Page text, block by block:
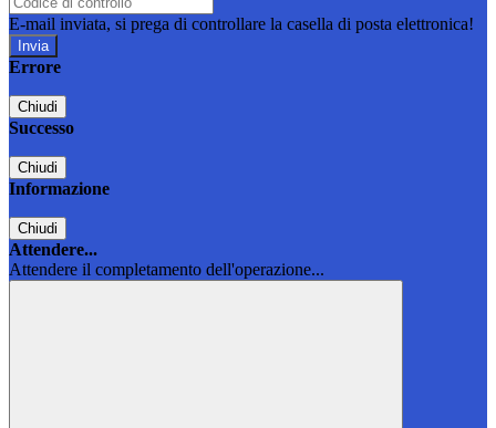
E-mail inviata, si prega di controllare la casella di posta elettronica!
Errore
Chiudi
Successo
Chiudi
Informazione
Chiudi
Attendere...
Attendere il completamento dell'operazione...